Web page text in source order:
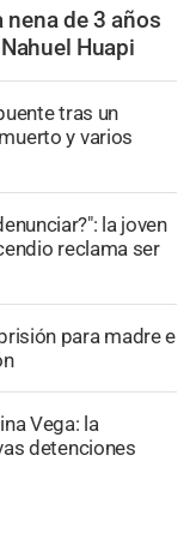
nena de 3 años
Huapi
tras un
y varios
la joven
reclama ser
para madre e
Vega: la
detenciones